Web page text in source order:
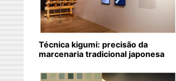
Técnica kigumi: precisão da
marcenaria tradicional japonesa